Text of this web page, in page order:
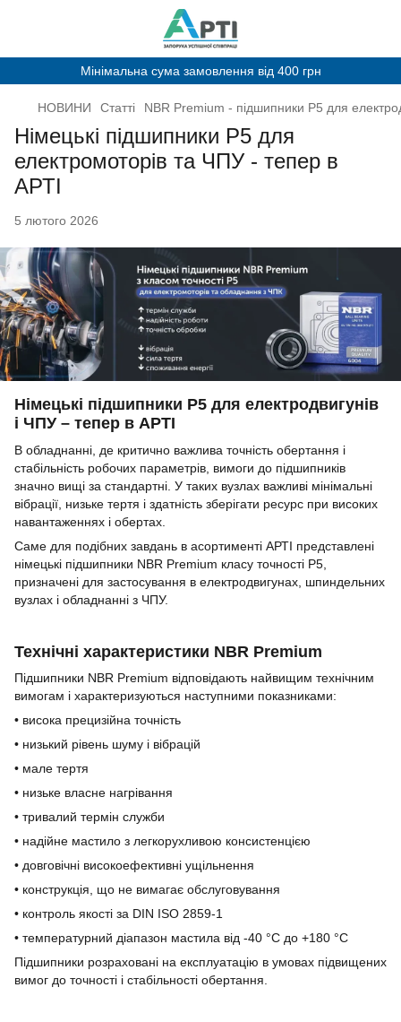
Мінімальна сума замовлення від 400 грн
НОВИНИ Статті NBR Premium - підшипники P5 для
Німецькі підшипники P5 для
електромоторів та ЧПУ - тепер в
АРТІ
5 лютого 2026
Німецькі підшипники P5 для електродвигунів
і ЧПУ – тепер в АРТІ
В обладнанні, де критично важлива точність обертання і
стабільність робочих параметрів, вимоги до підшипників
значно вищі за стандартні. У таких вузлах важливі мінімальні
вібрації, низьке тертя і здатність зберігати ресурс при високих
навантаженнях і обертах.
Саме для подібних завдань в асортименті АРТІ представлені
німецькі підшипники NBR Premium класу точності P5,
призначені для застосування в електродвигунах, шпиндельних
вузлах і обладнанні з ЧПУ.
Технічні характеристики NBR Premium
Підшипники NBR Premium відповідають найвищим технічним
вимогам і характеризуються наступними показниками:
• висока прецизійна точність
• низький рівень шуму і вібрацій
• мале тертя
• низьке власне нагрівання
• тривалий термін служби
• надійне мастило з легкорухливою консистенцією
• довговічні високоефективні ущільнення
• конструкція, що не вимагає обслуговування
• контроль якості за DIN ISO 2859-1
• температурний діапазон мастила від -40 °C до +180 °C
Підшипники розраховані на експлуатацію в умовах підвищених
вимог до точності і стабільності обертання.